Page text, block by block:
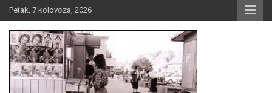
Skip
to
content
Petak, 7 kolovoza, 2026